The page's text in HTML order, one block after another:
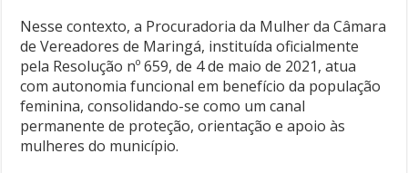
Nesse contexto, a Procuradoria da Mulher da Câmara
de Vereadores de Maringá, instituída oficialmente
pela Resolução nº 659, de 4 de maio de 2021, atua
com autonomia funcional em benefício da população
feminina, consolidando-se como um canal
permanente de proteção, orientação e apoio às
mulheres do município.